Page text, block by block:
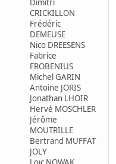
Dimitri
CRICKILLON
Frédéric
DEMEUSE
Nico DREESENS
Fabrice
FROBENIUS
Michel GARIN
Antoine JORIS
Jonathan LHOIR
Hervé MOSCHLER
Jérôme
MOUTRILLE
Bertrand MUFFAT
JOLY